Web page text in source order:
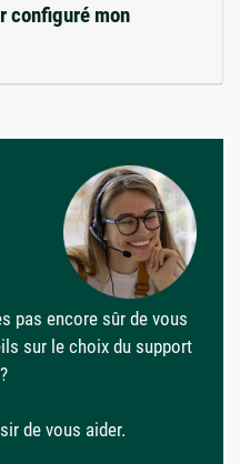
configuré mon
pas encore sûr de vous
sur le choix du support
de vous aider.